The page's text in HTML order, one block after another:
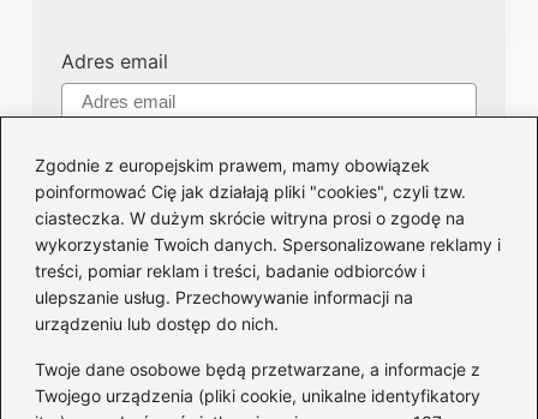
Zgodnie z europejskim prawem, mamy obowiązek
poinformować Cię jak działają pliki "cookies", czyli tzw.
ciasteczka. W dużym skrócie witryna prosi o zgodę na
wykorzystanie Twoich danych. Spersonalizowane reklamy i
treści, pomiar reklam i treści, badanie odbiorców i
ulepszanie usług. Przechowywanie informacji na
urządzeniu lub dostęp do nich.
Twoje dane osobowe będą przetwarzane, a informacje z
Twojego urządzenia (pliki cookie, unikalne identyfikatory
Adres email
Kategorie
Części i serwis
(122)
Felgi(50)